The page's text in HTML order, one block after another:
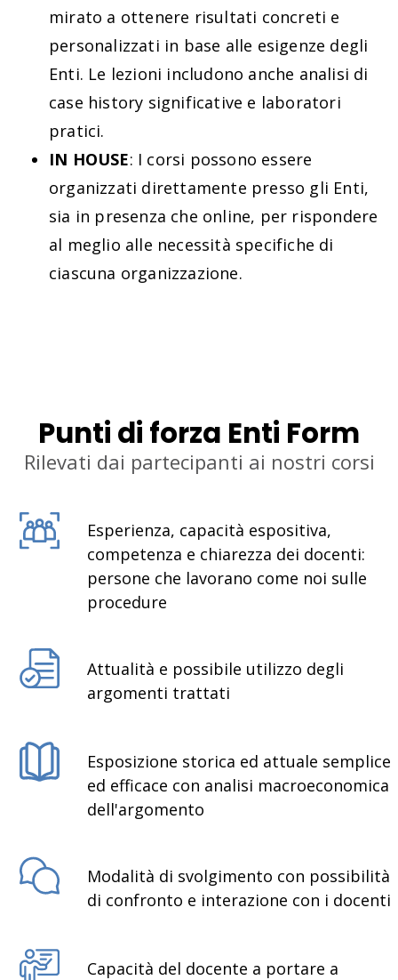
mirato a ottenere risultati concreti e
personalizzati in base alle esigenze degli
Enti. Le lezioni includono anche analisi di
case history significative e laboratori
pratici.
IN HOUSE: I corsi possono essere
organizzati direttamente presso gli Enti,
sia in presenza che online, per rispondere
al meglio alle necessità specifiche di
ciascuna organizzazione.
Punti di forza Enti Form
Rilevati dai partecipanti ai nostri corsi
Esperienza, capacità espositiva,
competenza e chiarezza dei docenti:
persone che lavorano come noi sulle
procedure
Attualità e possibile utilizzo degli
argomenti trattati
Esposizione storica ed attuale semplice
ed efficace con analisi macroeconomica
dell'argomento
Modalità di svolgimento con possibilità
di confronto e interazione con i docenti
Capacità del docente a portare a